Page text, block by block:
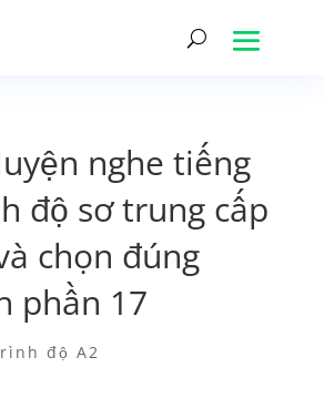
nghe tiếng
độ sơ trung cấp
chọn đúng
phần 17
độ A2